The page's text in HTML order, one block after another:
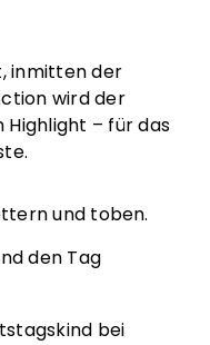
inmitten der
wird der
– für das
und toben.
den Tag
bei